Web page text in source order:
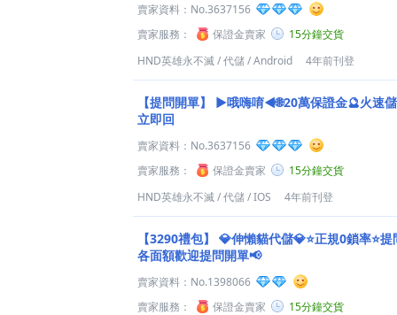
賣家資料： No.3637156
賣家服務：
保證金賣家
15分鐘交貨
HND英雄永不滅/代儲/Android 4年前刊登
【提問開單】
►哦嗨唷◄🌐20萬保證金🔮火速
立即回
賣家資料： No.3637156
賣家服務：
保證金賣家
15分鐘交貨
HND英雄永不滅/代儲/IOS 4年前刊登
【3290禮包】
💎伸懶貓代儲💎⭐正規0鎖率⭐
各面額歡迎提問開單📢
賣家資料： No.1398066
賣家服務：
保證金賣家
15分鐘交貨